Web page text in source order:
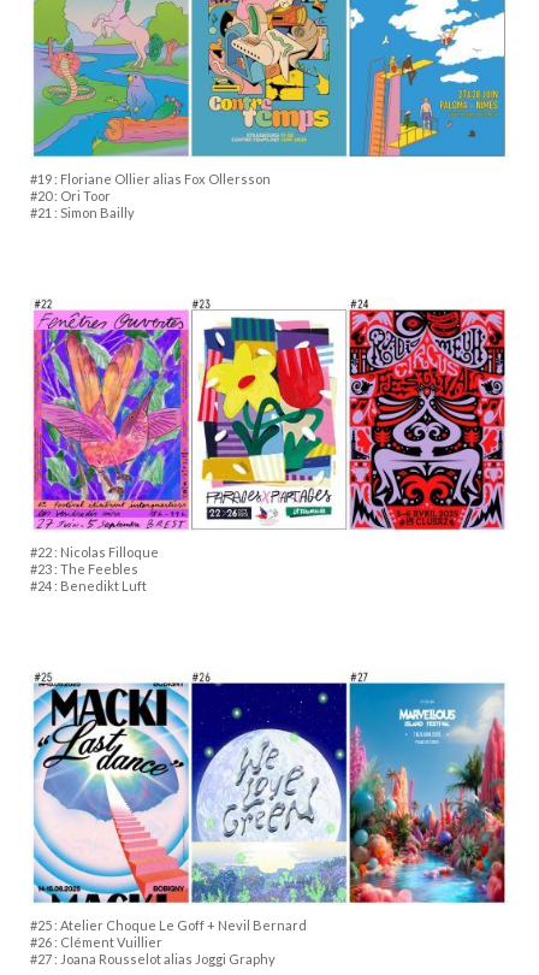
#19 : Floriane Ollier alias Fox Ollersson
#20 : Ori Toor
#21 : Simon Bailly
#22 : Nicolas Filloque
#23 : The Feebles
#24 : Benedikt Luft
#25 : Atelier Choque Le Goff + Nevil Bernard
#26 : Clément Vuillier
#27 : Joana Rousselot alias Joggi Graphy